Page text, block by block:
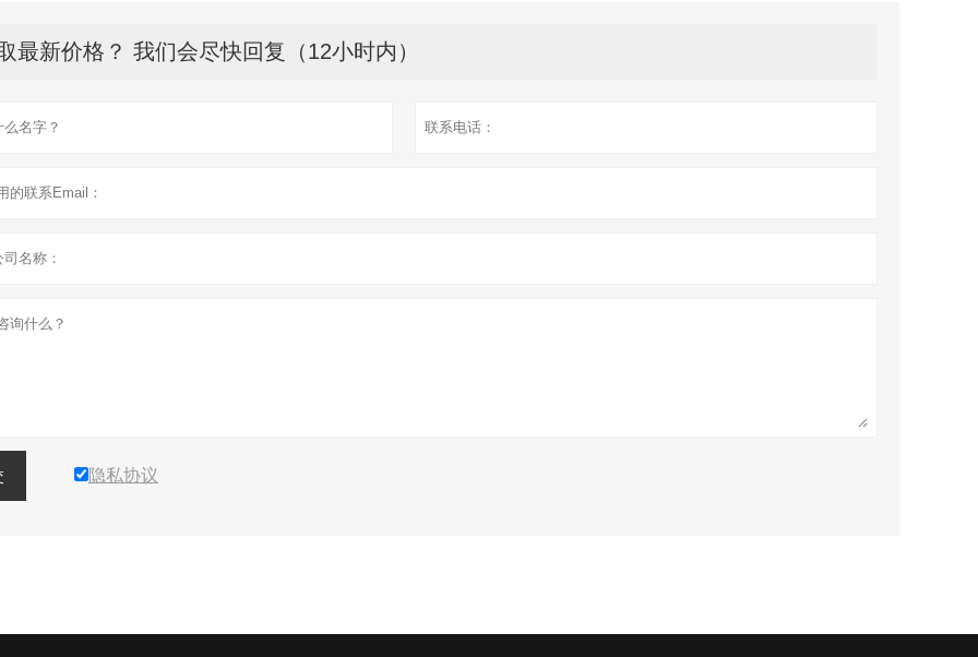
最新价格？ 我们会尽快回复（12小时内）
隐私协议